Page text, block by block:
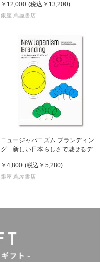
￥12,000 (税込 ￥13,200)
銀座 蔦屋書店
ニュージャパニズム ブランディン
グ 新しい日本らしさで魅せるデザ
￥4,800 (税込 ￥5,280)
銀座 蔦屋書店